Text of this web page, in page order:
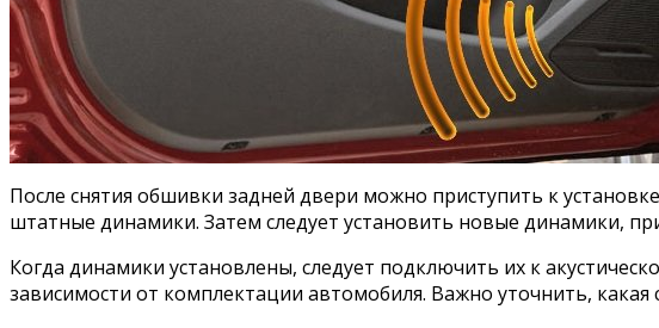
После снятия обшивки задней двери можно приступить к
штатные динамики. Затем следует установить новые динамики,
Когда динамики установлены, следует подключить их к
зависимости от комплектации автомобиля. Важно уточнить,